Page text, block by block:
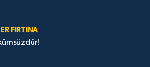
FIRTINA